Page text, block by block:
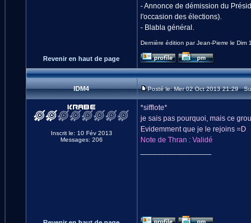
- Annonce de démission du
l'occasion des élections).
- Blabla général.
Dernière édition par Jean-Pierre le
Revenir en haut de page
IDM4 Posté le: Mer 02 Oct 2013 21:29
Inscrit le: 10 Fév 2013
Messages: 206
*sifflote*
je sais pas pourquoi, mais ce
Evidemment que je le rejoins =D
Note de Thran : Validé